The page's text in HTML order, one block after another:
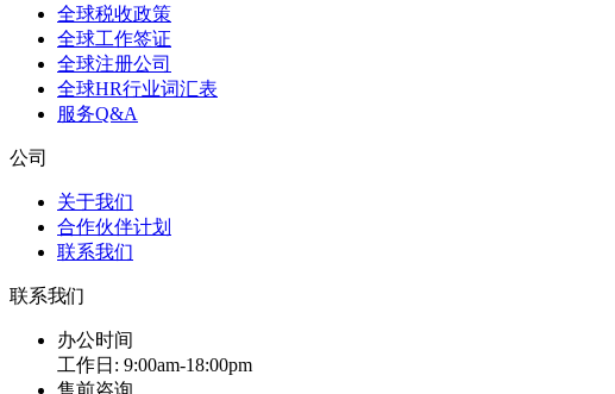
全球税收政策
全球工作签证
全球注册公司
全球HR行业词汇表
服务Q&A
公司
关于我们
合作伙伴计划
联系我们
联系我们
办公时间
工作日: 9:00am-18:00pm
售前咨询